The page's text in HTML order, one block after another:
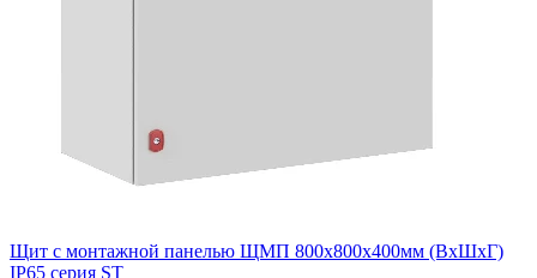
Щит с монтажной панелью ЩМП 800x800x400мм (ВхШхГ)
IP65 серия ST